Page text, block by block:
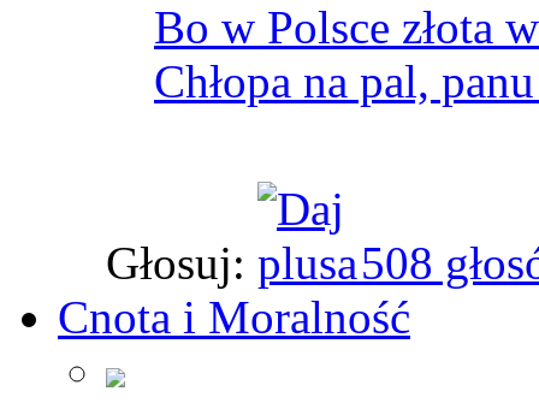
Bo w Polsce złota
Chłopa na pal,
Głosuj:
508
Cnota i Moralność